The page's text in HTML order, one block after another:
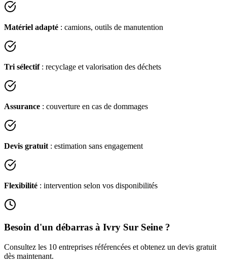
Matériel adapté : camions, outils de manutention
Tri sélectif: recyclage et valorisation des déchets
Assurance : couverture en cas de dommages
Devis gratuit : estimation sans engagement
Flexibilité : intervention selon vos disponibilités
Besoin d'un débarras à Ivry Sur Seine ?
Consultez les 10 entreprises référencées et obtenez un devis gratuit
dès maintenant.